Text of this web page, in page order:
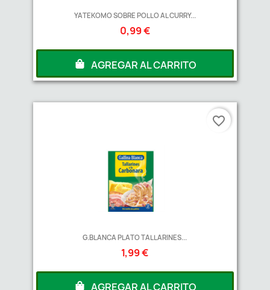
YATEKOMO SOBRE POLLO AL CURRY...
0,99 €
AGREGAR AL CARRITO
G.BLANCA PLATO TALLARINES...
1,99 €
AGREGAR AL CARRITO
favorite_border